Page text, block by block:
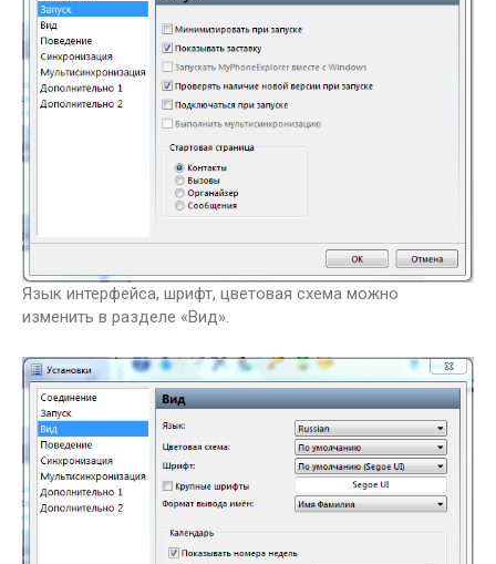
Язык интерфейса, шрифт, цветовая схема можно
изменить в разделе «Вид».